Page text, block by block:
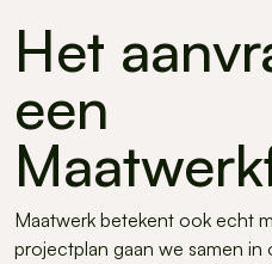
Het
een
Maatwerk betekent ook echt
projectplan gaan we samen in